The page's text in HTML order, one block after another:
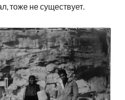
тоже не существует.